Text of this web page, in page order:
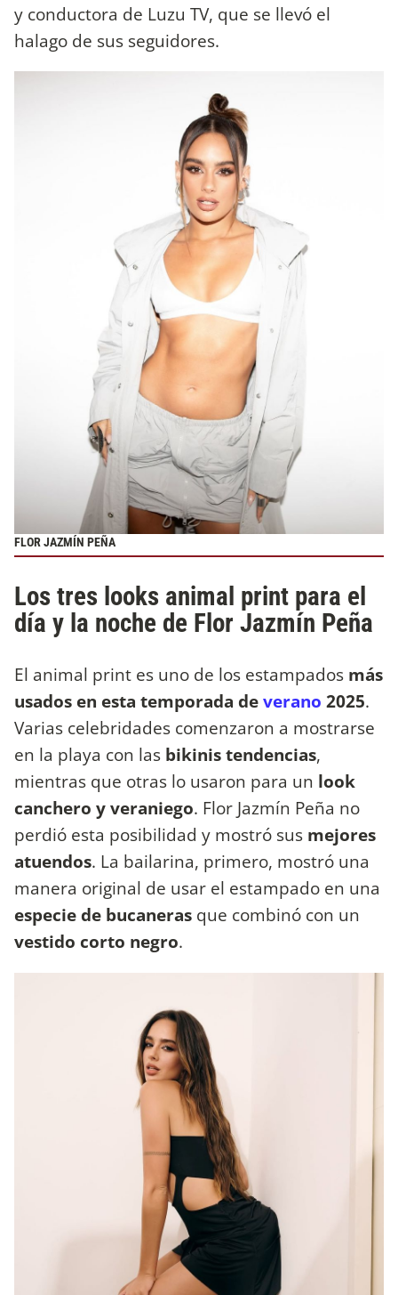
y conductora de Luzu TV, que se llevó el
halago de sus seguidores.
FLOR JAZMÍN PEÑA
Los tres looks animal print para el
día y la noche de Flor Jazmín Peña
El animal print es uno de los estampados más
usados en esta temporada deverano 2025.
Varias celebridades comenzaron a mostrarse
en la playa con las bikinis tendencias,
mientras que otras lo usaron para un look
canchero y veraniego. Flor Jazmín Peña no
perdió esta posibilidad y mostró sus mejores
atuendos. La bailarina, primero, mostró una
manera original de usar el estampado en una
especie de bucaneras que combinó con un
vestido corto negro.